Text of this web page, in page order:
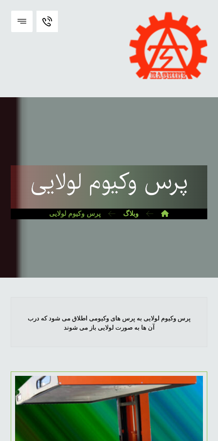
پرس وکیوم لولایی
وبلاگ پرس وکیوم لولایی
پرس وکیوم لولایی به پرس های وکیومی اطلاق می شود که درب
آن ها به صورت لولایی باز می شوند